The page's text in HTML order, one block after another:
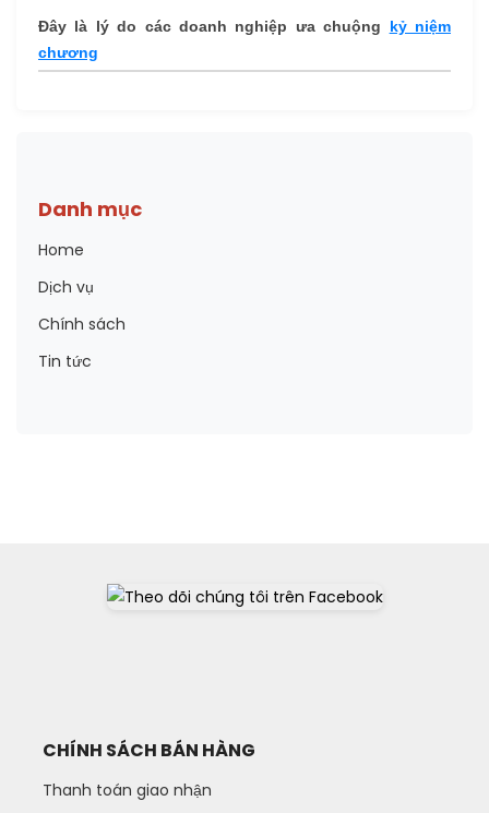
Đây là lý do các doanh nghiệp ưa chuộng kỷ niệm
chương
Danh mục
Home
Dịch vụ
Chính sách
Tin tức
CHÍNH SÁCH BÁN HÀNG
Thanh toán giao nhận